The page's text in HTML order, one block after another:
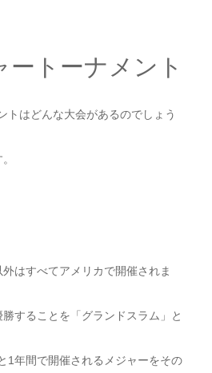
トーナメント
トはどんな大会があるのでしょう
はすべてアメリカで開催されま
することを「グランドスラム」と
1年間で開催されるメジャーをその